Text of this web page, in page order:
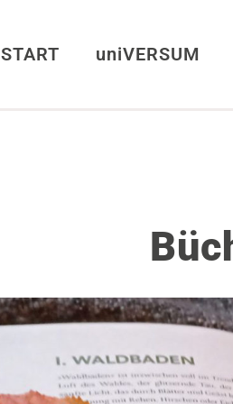
START uniVERSUM